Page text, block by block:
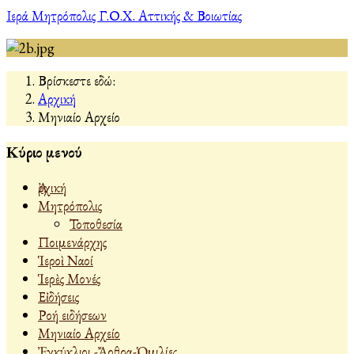
Ιερά Μητρόπολις Γ.Ο.Χ. Αττικής & Βοιωτίας
Βρίσκεστε εδώ:
Αρχική
Μηνιαίο Αρχείο
Κύριο μενού
Ἀρχική
Μητρόπολις
Τοποθεσία
Ποιμενάρχης
Ἱεροὶ Ναοί
Ἱερὲς Μονές
Εἰδήσεις
Ροή ειδήσεων
Μηνιαίο Αρχείο